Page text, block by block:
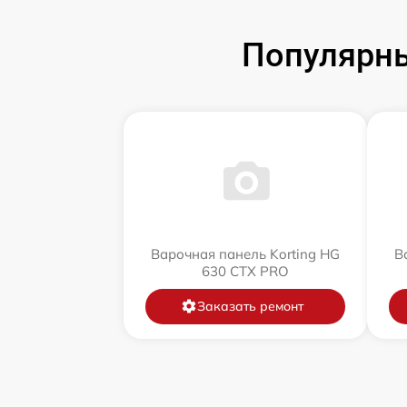
Варочная панель Korting HG
630 CTX PRO
Заказать ремонт